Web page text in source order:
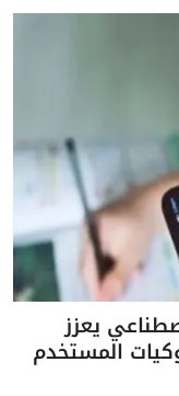
يعزز
المستخدم